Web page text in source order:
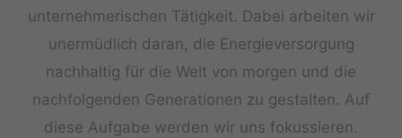
unternehmerischen Tätigkeit. Dabei arbeiten wir
unermüdlich daran, die Energieversorgung
nachhaltig für die Welt von morgen und die
nachfolgenden Generationen zu gestalten. Auf
diese Aufgabe werden wir uns fokussieren.